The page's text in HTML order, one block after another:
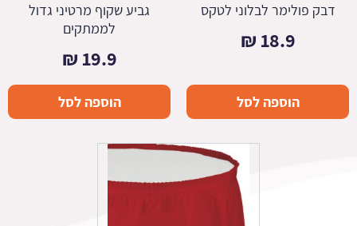
דבק פולימר לבלוני לטקס
18.9
₪
הוספה לסל
גביע שקוף מרטיני גדול
לממתקים
19.9
₪
הוספה לסל